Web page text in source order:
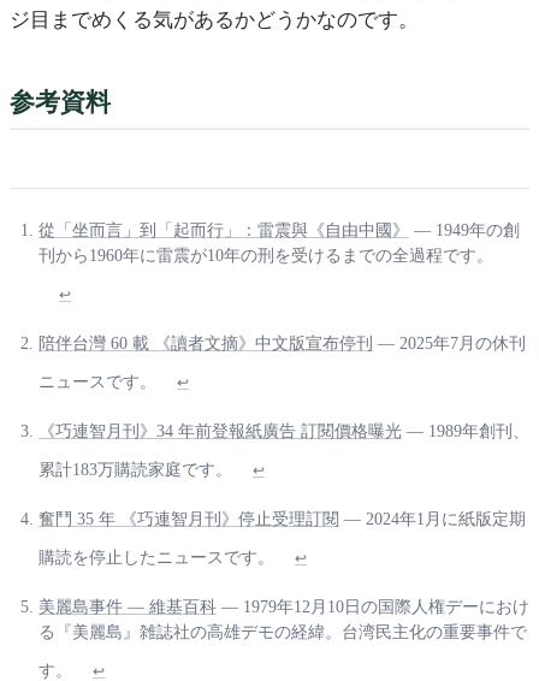
ジ目までめくる気があるかどうかなのです。
参考資料
從「坐而言」到「起而行」：雷震與《自由中國》
— 1949年の創
刊から1960年に雷震が10年の刑を受けるまでの全過程です。
↩
陪伴台灣 60 載 《讀者文摘》中文版宣布停刊 — 2025年7月の休刊
ニュースです。 ↩
《巧連智月刊》34 年前登報紙廣告 訂閱價格曝光 — 1989年創刊、
累計183万購読家庭です。 ↩
奮鬥 35 年 《巧連智月刊》停止受理訂閱 — 2024年1月に紙版定期
購読を停止したニュースです。 ↩
美麗島事件 — 維基百科 — 1979年12月10日の国際人権デーにおけ
る『美麗島』雑誌社の高雄デモの経緯。台湾民主化の重要事件で
す。 ↩